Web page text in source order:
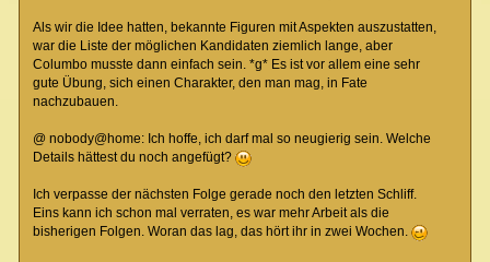
Als wir die Idee hatten, bekannte Figuren mit Aspekten auszustatten,
war die Liste der möglichen Kandidaten ziemlich lange, aber
Columbo musste dann einfach sein. *g* Es ist vor allem eine sehr
gute Übung, sich einen Charakter, den man mag, in Fate
nachzubauen.
@ nobody@home: Ich hoffe, ich darf mal so neugierig sein. Welche
Details hättest du noch angefügt?
Ich verpasse der nächsten Folge gerade noch den letzten Schliff.
Eins kann ich schon mal verraten, es war mehr Arbeit als die
bisherigen Folgen. Woran das lag, das hört ihr in zwei Wochen.